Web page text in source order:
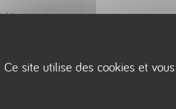
Ce site utilise des cookies et